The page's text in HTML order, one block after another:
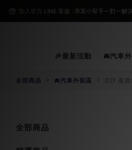
加入官方 LINE 客服 · 專業小幫手一對一解
🎉最新活動 🚘汽車
全部商品 🚘汽車外裝區 DIY 基
全部商品